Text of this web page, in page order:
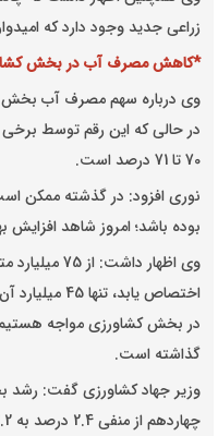
زراعی جدید وجود دارد که
*کاهش مصرف آب در بخش
وی درباره سهم مصرف آب بخش
70 تا 71 درصد است.
بوده باشد؛ امروز شاهد
وی اظهار
اختصاص یابد،
در بخش کشاورزی مواجه هستیم
گذاشته است.
وزیر جهاد کشاورزی گفت: رشد